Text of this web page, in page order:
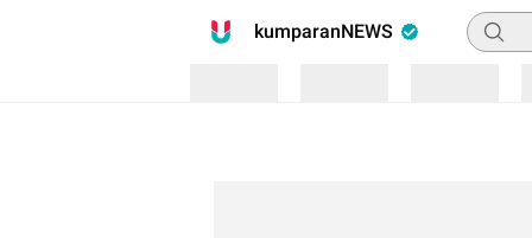
kumparanNEWS